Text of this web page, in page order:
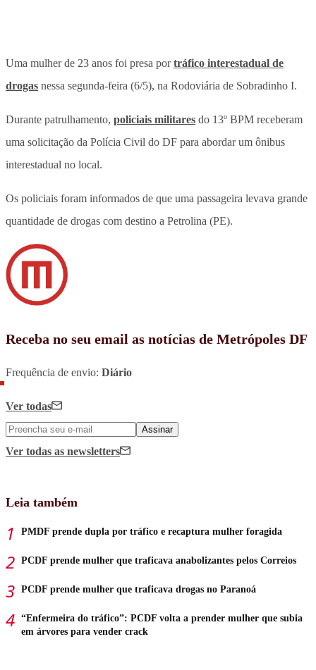
Uma mulher de 23 anos foi presa portráfico interestadual de
drogas nessa segunda-feira (6/5), na Rodoviária de Sobradinho I.
Durante patrulhamento, policiais militares do 13º BPM receberam
uma solicitação da Polícia Civil do DF para abordar um ônibus
interestadual no local.
Os policiais foram informados de que uma passageira levava grande
quantidade de drogas com destino a Petrolina (PE).
Receba no seu email as notícias de Metrópoles DF
Frequência de envio: Diário
Ver todas
Assinar
Ver todas as newsletters
Leia também
PMDF prende dupla por tráfico e recaptura mulher foragida
PCDF prende mulher que traficava anabolizantes pelos Correios
PCDF prende mulher que traficava drogas no Paranoá
“Enfermeira do tráfico”: PCDF volta a prender mulher que subia
em árvores para vender crack